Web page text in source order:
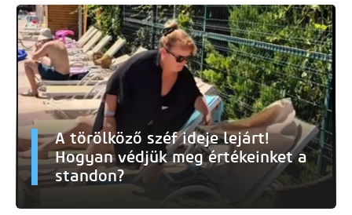
A törölköző széf ideje lejárt!
Hogyan védjük meg értékeinket a
standon?